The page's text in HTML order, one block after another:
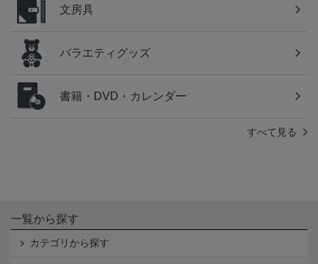
文房具
バラエティグッズ
書籍・DVD・カレンダー
すべて見る
一覧から探す
カテゴリから探す